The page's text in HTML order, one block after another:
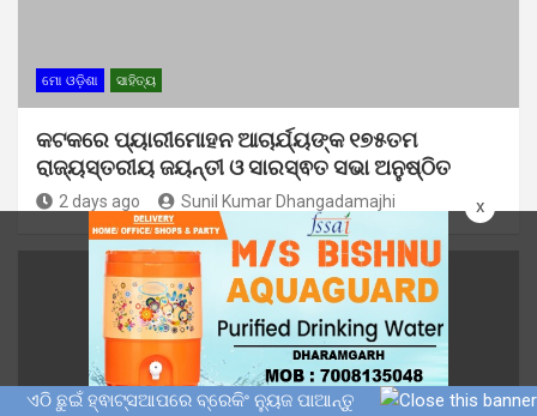
x
ମୋ ଓଡ଼ିଶା ସାହିତ୍ୟ
କଟକରେ ପ୍ୟାରୀମୋହନ ଆଚାର୍ଯ୍ୟଙ୍କ ୧୭୫ତମ
ରାଜ୍ୟସ୍ତରୀୟ ଜୟନ୍ତୀ ଓ ସାରସ୍ଵତ ସଭା ଅନୁଷ୍ଠିତ
2 days ago Sunil Kumar Dhangadamajhi
ଏଠି ଛୁଇଁ ହ୍ଵାଟ୍ସଆପରେ ବ୍ରେକିଂ ନ୍ୟୁଜ ପାଆନ୍ତୁ